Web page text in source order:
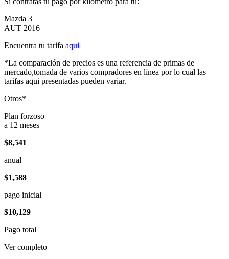
Mazda 3
AUT 2016
Encuentra tu tarifa aqui
*La comparación de precios es una referencia de primas de
mercado,tomada de varios compradores en línea por lo cual las
tarifas aqui presentadas pueden variar.
Otros*
Plan forzoso
a 12 meses
$8,541
anual
$1,588
pago inicial
$10,129
Pago total
Ver completo